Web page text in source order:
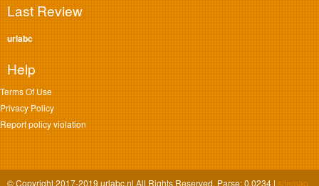
Last Review
urlabc
Help
Terms Of Use
Privacy Policy
Report policy violation
© Copyright 2017-2019 urlabc.nl All Rights Reserved. Parse: 0.0234 | sitemap